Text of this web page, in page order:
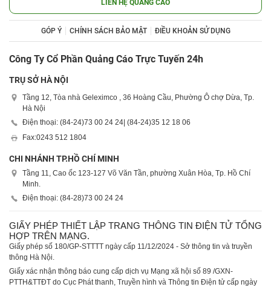
LIÊN HỆ QUẢNG CÁO
GÓP Ý CHÍNH SÁCH BẢO MẬT ĐIỀU KHOẢN SỬ DỤNG
Công Ty Cổ Phần Quảng Cáo Trực Tuyến 24h
TRỤ SỞ HÀ NỘI
Tầng 12, Tòa nhà Geleximco , 36 Hoàng Cầu, Phường Ô chợ Dừa, Tp.
Hà Nội
Điện thoại: (84-24)73 00 24 24| (84-24)35 12 18 06
Fax:0243 512 1804
CHI NHÁNH TP.HỒ CHÍ MINH
Tầng 11, Cao ốc 123-127 Võ Văn Tần, phường Xuân Hòa, Tp. Hồ Chí
Minh.
Điện thoại: (84-28)73 00 24 24
GIẤY PHÉP THIẾT LẬP TRANG THÔNG TIN ĐIỆN TỬ TỔNG
HỢP TRÊN MẠNG.
Giấy phép số 180/GP-STTTT ngày cấp 11/12/2024 - Sở thông tin và truyền
thông Hà Nội.
Giấy xác nhận thông báo cung cấp dịch vụ Mạng xã hội số 89 /GXN-
PTTH&TTĐT do Cục Phát thanh, Truyền hình và Thông tin Điện tử cấp ngày